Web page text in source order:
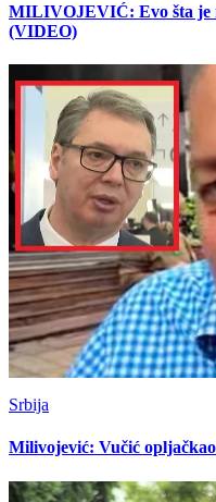
MILIVOJEVIĆ: Evo šta je
(VIDEO)
Srbija
Milivojević: Vučić